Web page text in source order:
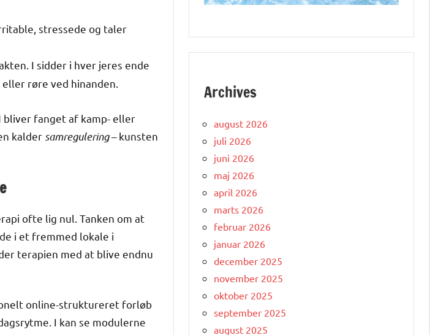
stressede og taler
I sidder i hver jeres ende
røre ved hinanden.
bliver fanget af kamp- eller
kalder samregulering– kunsten
ofte lig nul. Tanken om at
i et fremmed lokale i
terapien med at blive endnu
online-struktureret forløb
I kan se modulerne
Archives
august 2026
juli 2026
juni 2026
maj 2026
april 2026
marts 2026
februar 2026
januar 2026
december 2025
november 2025
oktober 2025
september 2025
august 2025